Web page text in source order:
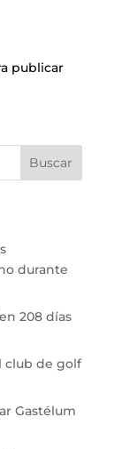
publicar
Buscar
durante
208 días
club de golf
Gastélum